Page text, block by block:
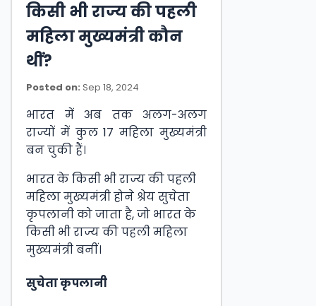
किसी भी राज्य की पहली
महिला मुख्यमंत्री कौन
थीं?
Posted on: Sep 18, 2024
भारत में अब तक अलग-अलग
राज्यों में कुल 17 महिला मुख्यमंत्री
बन चुकी हैं।
भारत के किसी भी राज्य की पहली
महिला मुख्यमंत्री होने श्रेय सुचेता
कृपलानी को जाता है, जो भारत के
किसी भी राज्य की पहली महिला
मुख्यमंत्री बनीं।
सुचेता कृपलानी